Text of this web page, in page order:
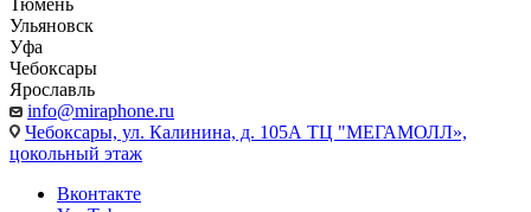
Тюмень
Ульяновск
Уфа
Чебоксары
Ярославль
info@miraphone.ru
Чебоксары, ул. Калинина, д. 105А ТЦ "МЕГАМОЛЛ»,
цокольный этаж
Вконтакте